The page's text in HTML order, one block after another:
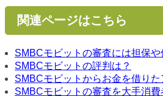
関連ページはこちら
SMBCモビットの審査には担保
SMBCモビットの評判は？
SMBCモビットからお金を借り
SMBCモビットの審査を大手消